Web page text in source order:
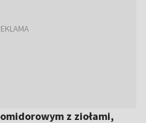
z ziołami,